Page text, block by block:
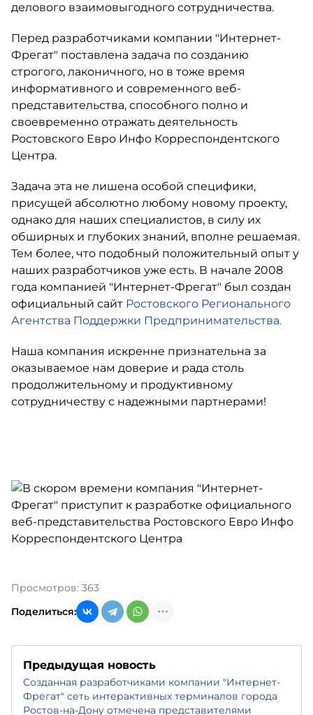
делового взаимовыгодного сотрудничества.
Перед разработчиками компании "Интернет-
Фрегат" поставлена задача по созданию
строгого, лаконичного, но в тоже время
информативного и современного веб-
представительства, способного полно и
своевременно отражать деятельность
Ростовского Евро Инфо Корреспондентского
Центра.
Задача эта не лишена особой специфики,
присущей абсолютно любому новому проекту,
однако для наших специалистов, в силу их
обширных и глубоких знаний, вполне решаемая.
Тем более, что подобный положительный опыт у
наших разработчиков уже есть. В начале 2008
года компанией "Интернет-Фрегат" был создан
официальный сайт Ростовского Регионального
Агентства Поддержки Предпринимательства.
Наша компания искренне признательна за
оказываемое нам доверие и рада столь
продолжительному и продуктивному
сотрудничеству с надежными партнерами!
Просмотров: 363
Поделиться:
Предыдущая новость
Созданная разработчиками компании "Интернет-
Фрегат" сеть интерактивных терминалов города
Ростов-на-Дону отмечена представителями